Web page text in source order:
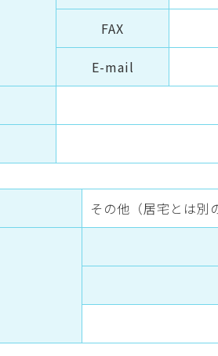
FAX
E-mail
その他（居宅とは別